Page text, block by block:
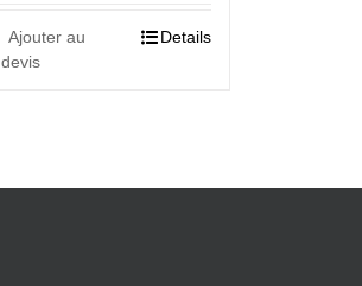
Ajouter au
devis
Details